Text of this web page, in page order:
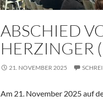
ABSCHIED
HERZINGER
21. NOVEMBER 2025
Am 21. November 2025 auf